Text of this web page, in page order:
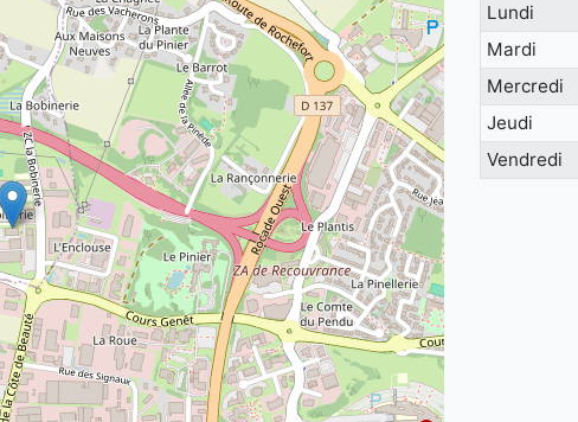
Lundi
Mardi
Mercredi
Jeudi
Vendredi